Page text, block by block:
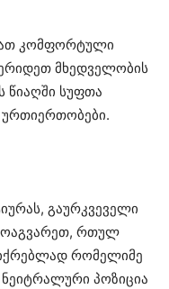
კომფორტული
მხედველობის
წიაღში სუფთა
ურთიერთობები.
გაურკვეველი
რთულ
რომელიმე
ნეიტრალური პოზიცია